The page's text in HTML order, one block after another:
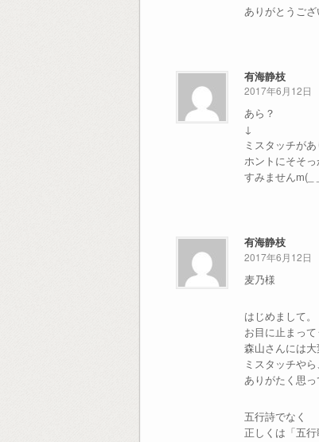
ありがとうござ
有海静枝
2017年6月12日
あら？
↓
ミスタッチがあ
ホントにそそっ
すみませんm(_
有海静枝
2017年6月12日
麦乃様
はじめまして。
お目に止まって
森山さんには大
ミスタッチや
ありがたく思っ
五行詩でなく
正しくは「五行